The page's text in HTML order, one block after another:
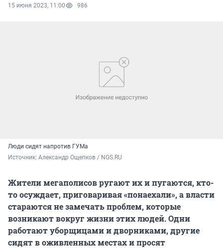
15 июня 2023, 11:00 986
Люди сидят напротив ГУМа
Источник: Александр Ощепков / NGS.RU
Жители мегаполисов ругают их и пугаются, кто-
то осуждает, приговаривая «понаехали», а власти
стараются не замечать проблем, которые
возникают вокруг жизни этих людей. Одни
работают уборщицами и дворниками, другие
сидят в оживленных местах и просят